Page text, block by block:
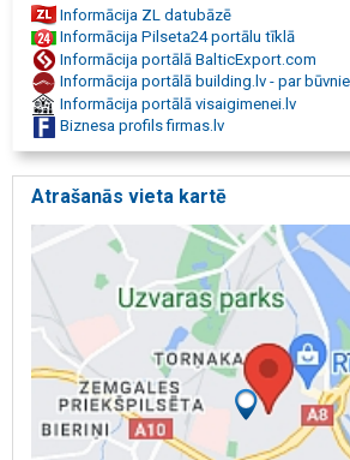
Informācija ZL datubāzē
Informācija Pilseta24 portālu tīklā
Informācija portālā BalticExport.com
Informācija portālā building.lv - par
Informācija portālā visaigimenei.lv
Biznesa profils firmas.lv
Atrašanās vieta kartē